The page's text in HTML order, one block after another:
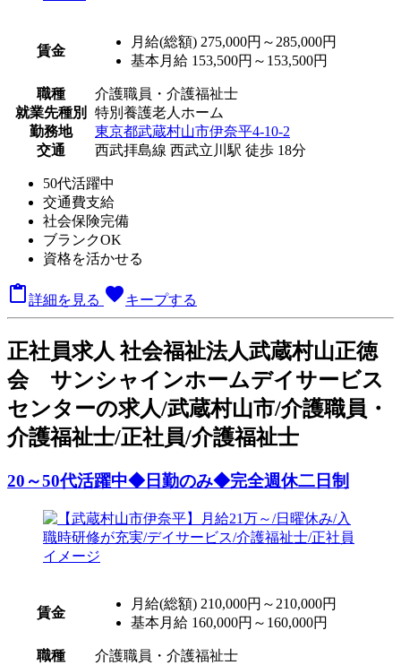
賃金
月給(総額) 275,000円～285,000円
基本月給 153,500円～153,500円
職種
介護職員・介護福祉士
就業先種別
特別養護老人ホーム
勤務地
東京都武蔵村山市伊奈平4-10-2
交通
西武拝島線 西武立川駅 徒歩 18分
50代活躍中
交通費支給
社会保険完備
ブランクOK
資格を活かせる
詳細を見る favoriteキープする
正社員求人 社会福祉法人武蔵村山正徳
会 サンシャインホームデイサービス
センターの求人/武蔵村山市/介護職員・
介護福祉士/正社員/介護福祉士
20～50代活躍中◆日勤のみ◆完全週休二日制
賃金
月給(総額) 210,000円～210,000円
基本月給 160,000円～160,000円
職種
介護職員・介護福祉士